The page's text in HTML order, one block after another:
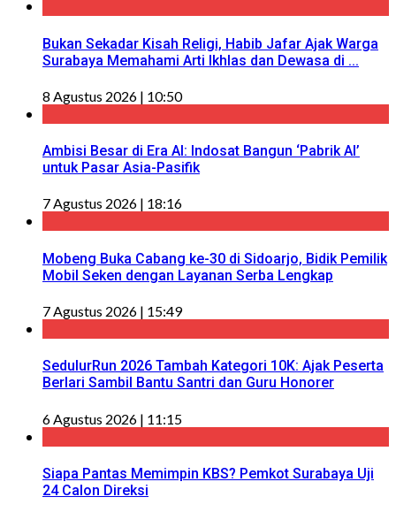
Bukan Sekadar Kisah Religi, Habib Jafar Ajak Warga
Surabaya Memahami Arti Ikhlas dan Dewasa di ...
8 Agustus 2026 | 10:50
Ambisi Besar di Era AI: Indosat Bangun ‘Pabrik AI’
untuk Pasar Asia-Pasifik
7 Agustus 2026 | 18:16
Mobeng Buka Cabang ke-30 di Sidoarjo, Bidik Pemilik
Mobil Seken dengan Layanan Serba Lengkap
7 Agustus 2026 | 15:49
SedulurRun 2026 Tambah Kategori 10K: Ajak Peserta
Berlari Sambil Bantu Santri dan Guru Honorer
6 Agustus 2026 | 11:15
Siapa Pantas Memimpin KBS? Pemkot Surabaya Uji
24 Calon Direksi